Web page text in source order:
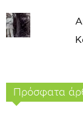
Πρόσφατα